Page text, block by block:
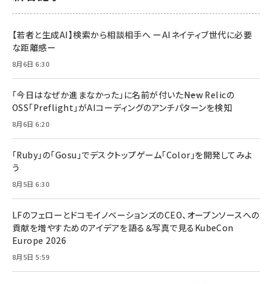
【若者と生成AI】検索から相談相手へ ーAIネイティブ世代に必要
な距離感ー
8月6日 6:30
「今日はなぜか進まなかった」に名前が付いた――New Relicの
OSS「Preflight」がAIコーディングのアンチパターンを検知
8月6日 6:20
「Ruby」の「Gosu」でデスクトップゲーム「Color」を開発してみよ
う
8月5日 6:30
LFのフェローとドコモイノベーションズのCEO、オープンソースへの
貢献を増やすためのアイデアを語る＆写真で見るKubeCon
Europe 2026
8月5日 5:59